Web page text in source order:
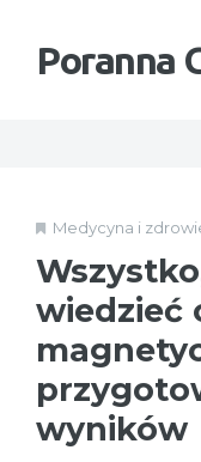
Poranna
Medycyna i
wiedzieć
wyników